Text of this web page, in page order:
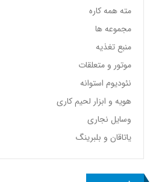
مته همه کاره
مجموعه ها
منبع تغذیه
موتور و متعلقات
نئودیوم استوانه
هویه و ابزار لحیم کاری
وسایل نجاری
یاتاقان و بلبرینگ